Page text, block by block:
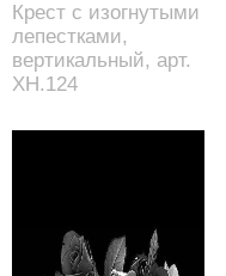
Крест с изогнутыми
лепестками,
вертикальный, арт.
XH.124